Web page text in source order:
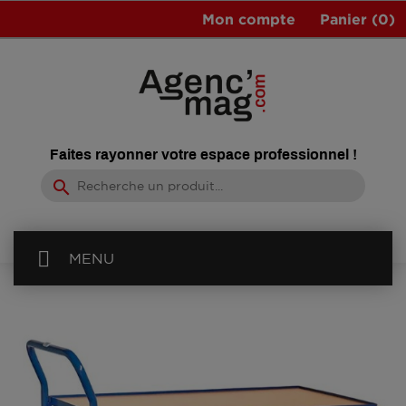
Panier (0)
Mon compte
Faites rayonner votre espace professionnel !
search
MENU